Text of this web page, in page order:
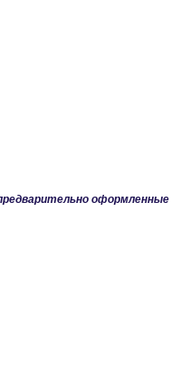
оформленные